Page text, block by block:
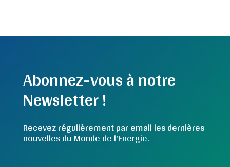
Abonnez-vous à notre
Newsletter !
Recevez régulièrement par email les dernières
nouvelles du Monde de l'Energie.